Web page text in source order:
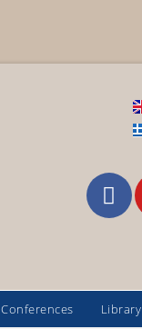
Conferences Library